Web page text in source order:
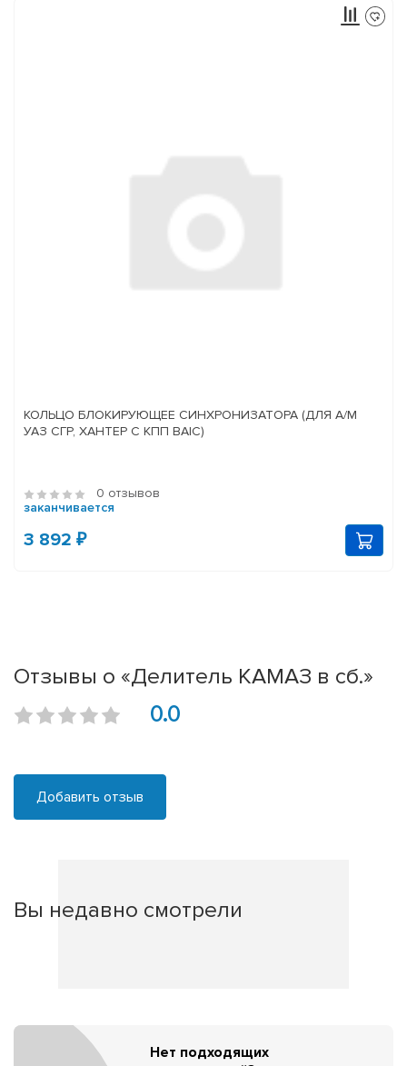
КОЛЬЦО БЛОКИРУЮЩЕЕ СИНХРОНИЗАТОРА (ДЛЯ А/М
УАЗ СГР, ХАНТЕР С КПП BAIC)
0 отзывов
заканчивается
3 892 ₽
Отзывы о «Делитель КАМАЗ в сб.»
0.0
Добавить отзыв
Вы недавно смотрели
Нет подходящих